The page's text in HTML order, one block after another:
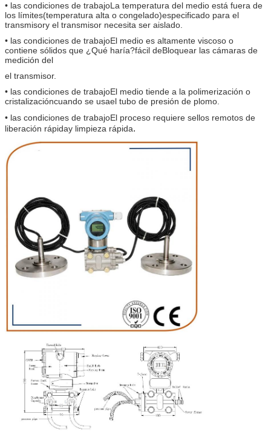
• las condiciones de trabajoLa temperatura del medio está fuera de
los límites(temperatura alta o congelado)especificado para el
transmisory el transmisor necesita ser aislado.
• las condiciones de trabajoEl medio es altamente viscoso o
contiene sólidos que ¿Qué haría?fácil deBloquear las cámaras de
medición del
el transmisor.
• las condiciones de trabajoEl medio tiende a la polimerización o
cristalizacióncuando se usael tubo de presión de plomo.
• las condiciones de trabajoEl proceso requiere sellos remotos de
liberación rápiday limpieza rápida.